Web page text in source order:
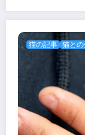
猫の記事 猫と